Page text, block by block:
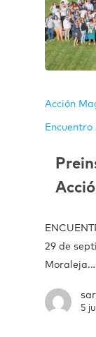
Acción
Encuentro
29 de
5